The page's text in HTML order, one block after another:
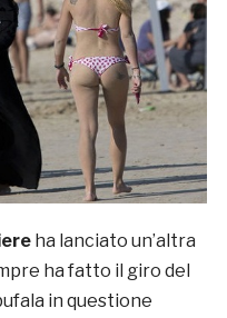
ha lanciato un’altra
ha fatto il giro del
in questione